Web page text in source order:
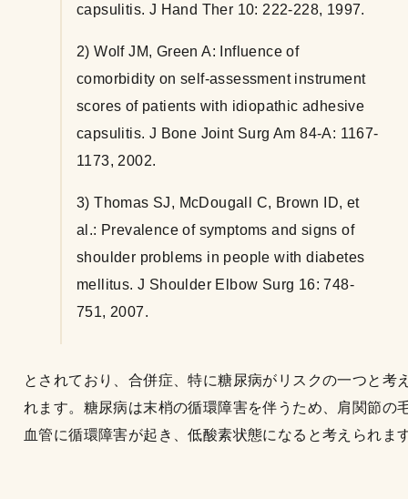
capsulitis. J Hand Ther 10: 222-228, 1997.
2) Wolf JM, Green A: Influence of
comorbidity on self-assessment instrument
scores of patients with idiopathic adhesive
capsulitis. J Bone Joint Surg Am 84-A: 1167-
1173, 2002.
3) Thomas SJ, McDougall C, Brown ID, et
al.: Prevalence of symptoms and signs of
shoulder problems in people with diabetes
mellitus. J Shoulder Elbow Surg 16: 748-
751, 2007.
とされており、合併症、特に糖尿病がリスクの一つと考
れます。糖尿病は末梢の循環障害を伴うため、肩関節の
血管に循環障害が起き、低酸素状態になると考えられま